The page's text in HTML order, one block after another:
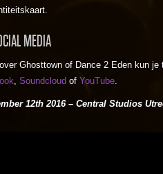
MEDIA
Ghosttown of Dance 2 Eden kun je
Soundcloud of YouTube
12th 2016 – Central Studios